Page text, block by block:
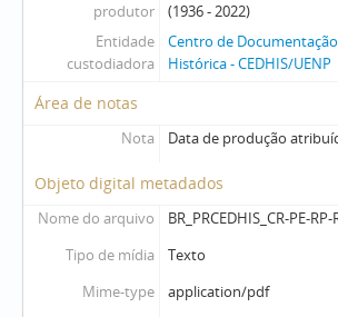
produtor
(1936 - 2022)
Entidade
custodiadora
Centro de
Histórica - CEDHIS/UENP
Área de notas
Nota Data de produção
Objeto digital metadados
Nome do arquivo
BR_PRCEDHIS_CR-PE-
Tipo de mídia
Texto
Mime-type
application/pdf